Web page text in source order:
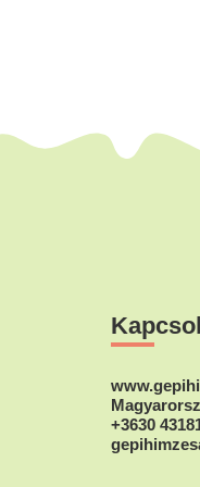
+3630